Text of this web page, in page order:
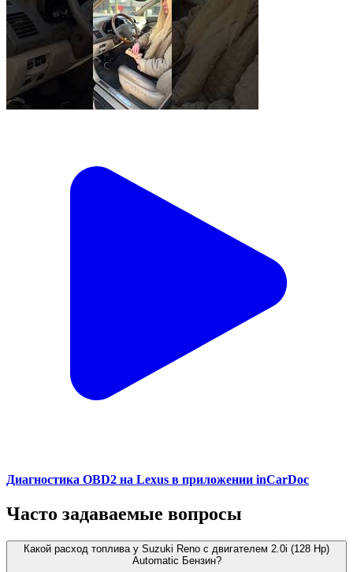
Диагностика OBD2 на Lexus в приложении inCarDoc
Часто задаваемые вопросы
Какой расход топлива у Suzuki Reno с двигателем 2.0i (128 Hp)
Automatic Бензин?